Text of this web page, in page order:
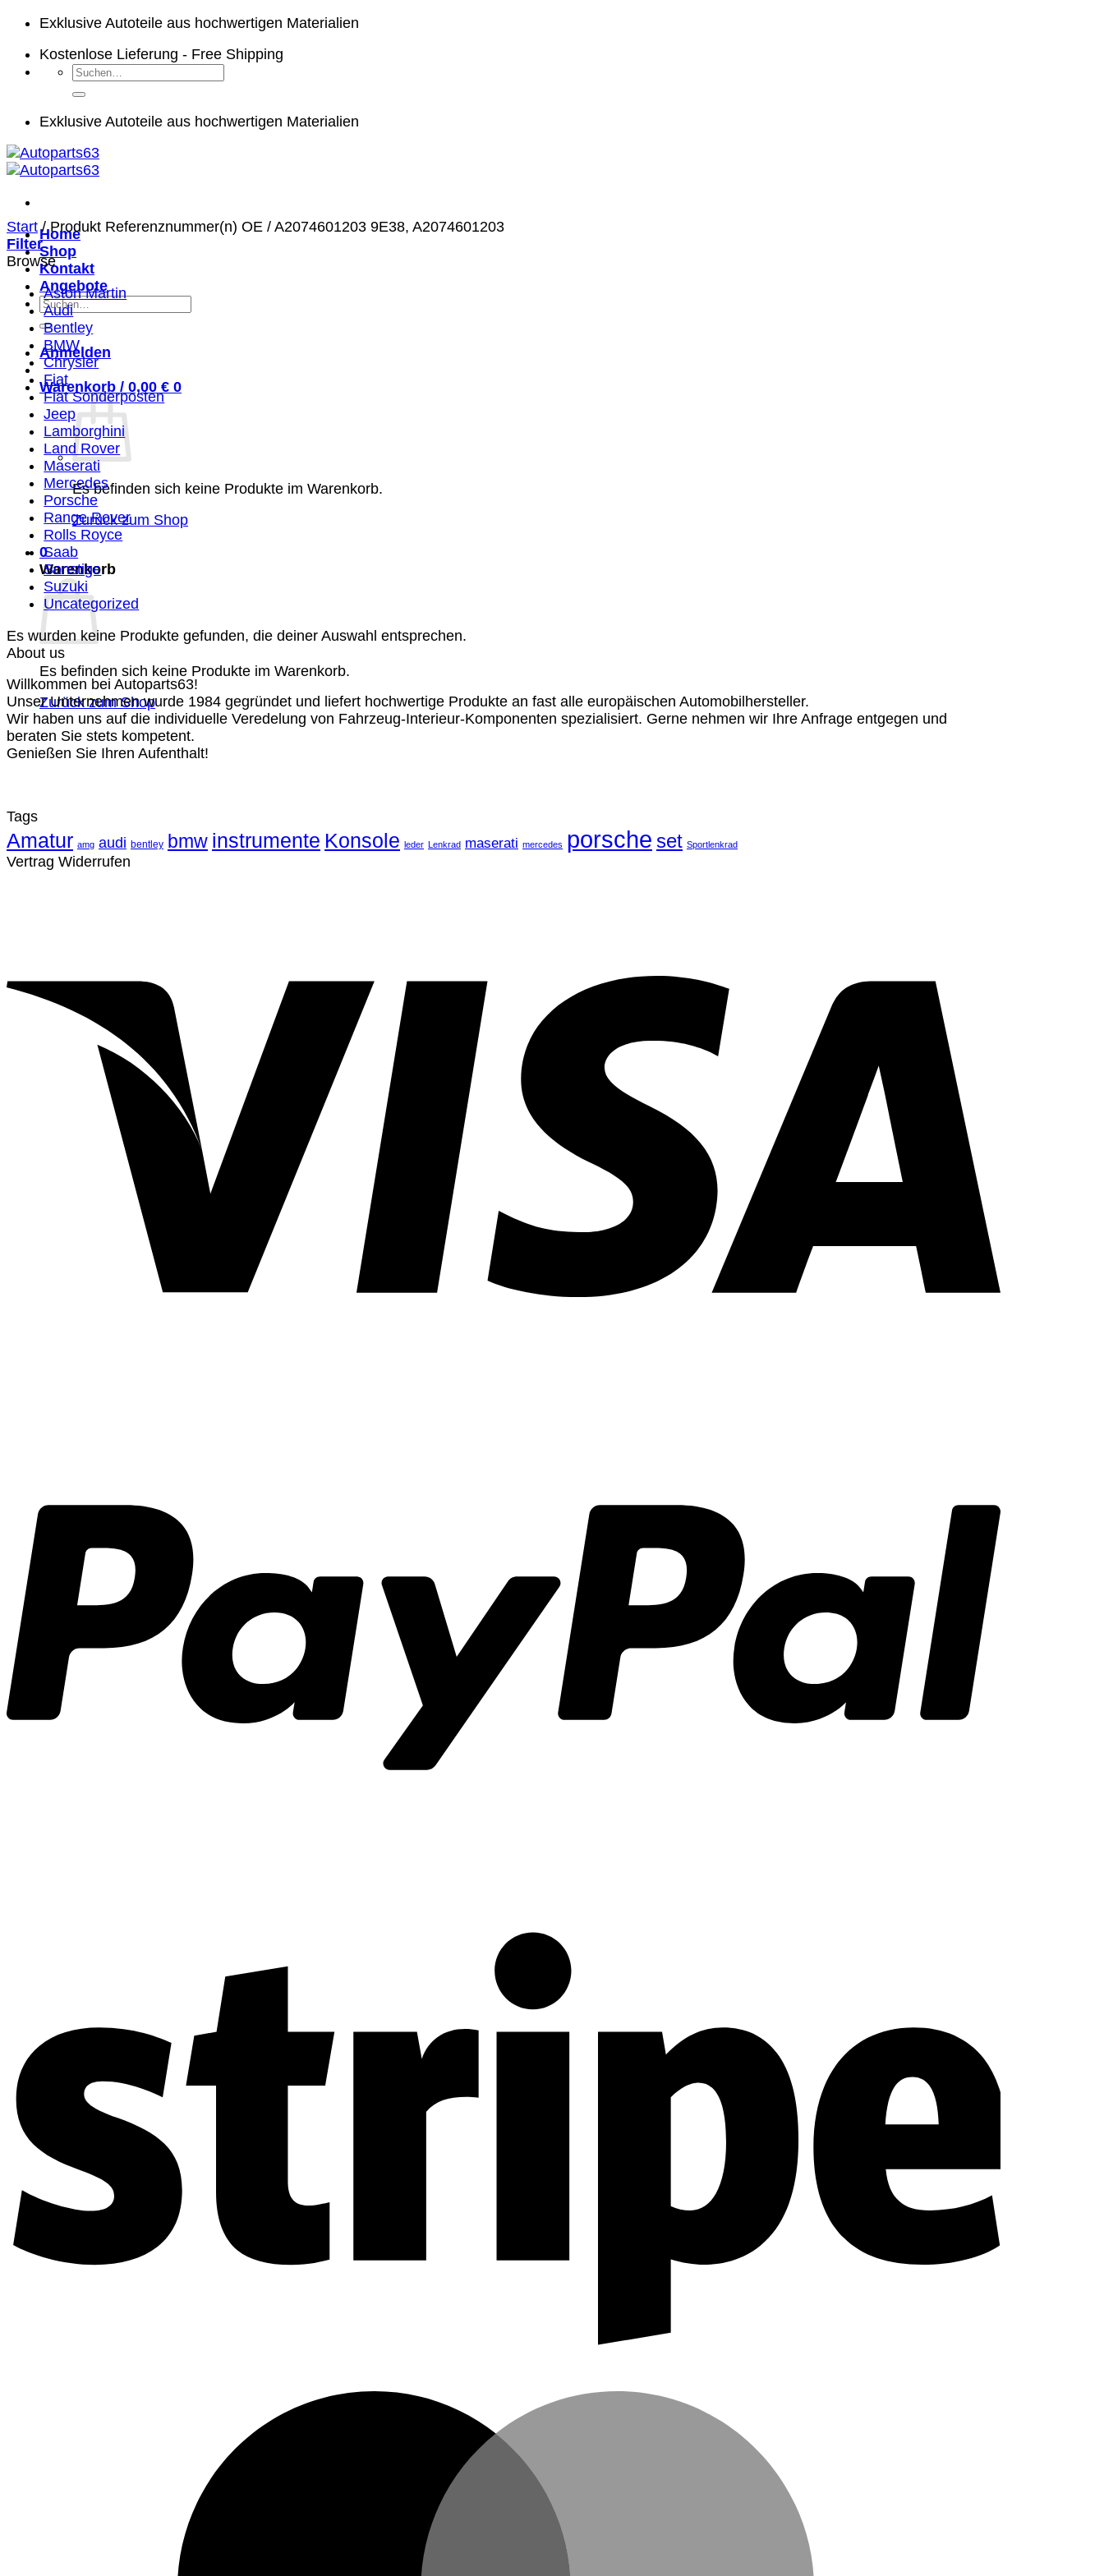
Zum
springen
Exklusive Autoteile aus hochwertigen Materialien
Kostenlose Lieferung - Free Shipping
Suchen
nach:
Exklusive Autoteile aus hochwertigen Materialien
Home
Shop
Kontakt
Angebote
Suchen
nach:
Anmelden
Warenkorb / 0,00 € 0
Es befinden sich keine Produkte im Warenkorb.
Zurück zum Shop
0
Warenkorb
Es befinden sich keine Produkte im Warenkorb.
Zurück zum Shop
Start /Produkt Referenznummer(n) OE / A2074601203 9E38, A2074601203
Filter
Browse
Aston Martin
Audi
Bentley
BMW
Chrysler
Fiat
Fiat Sonderposten
Jeep
Lamborghini
Land Rover
Maserati
Mercedes
Porsche
Range Rover
Rolls Royce
Saab
Sonstige
Suzuki
Uncategorized
Es wurden keine Produkte gefunden, die deiner Auswahl entsprechen.
About us
Willkommen bei Autoparts63!
Unser Unternehmen wurde 1984 gegründet und liefert hochwertige Produkte an fast alle europäischen Automobilhersteller.
Wir haben uns auf die individuelle Veredelung von Fahrzeug-Interieur-Komponenten spezialisiert. Gerne nehmen wir Ihre Anfrage entgegen und
beraten Sie stets kompetent.
Genießen Sie Ihren Aufenthalt!
Tags
Amatur amg audi bentley bmw instrumente Konsole leder Lenkrad maserati mercedes porsche set Sportlenkrad
Vertrag Widerrufen